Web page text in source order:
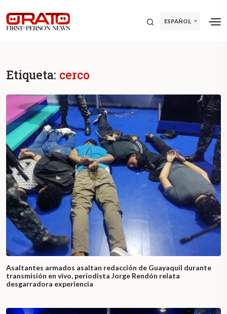
ESPAÑOL
Etiqueta: cerco
Asaltantes armados asaltan redacción de Guayaquil durante
transmisión en vivo, periodista Jorge Rendón relata
desgarradora experiencia